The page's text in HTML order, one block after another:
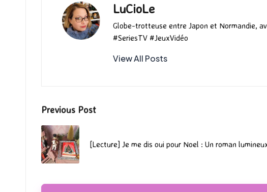
LuCioLe
Globe-trotteuse entre Japon et Normandie,
#SeriesTV #JeuxVidéo
View All Posts
Post
navigation
Previous Post
[Lecture] Je me dis oui pour Noel : Un roman